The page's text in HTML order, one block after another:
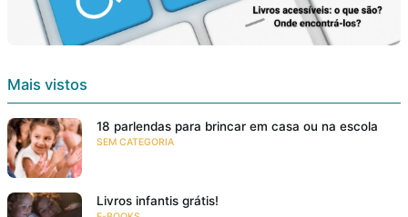
Mais vistos
18 parlendas para brincar em casa ou na escola
SEM CATEGORIA
Livros infantis grátis!